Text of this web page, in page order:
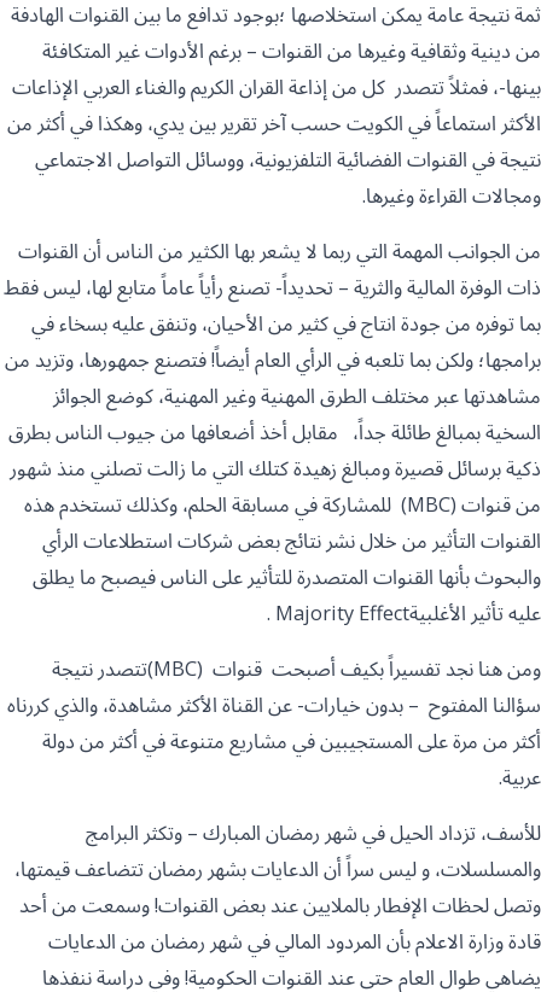
ثمة نتيجة عامة يمكن استخلاصها ؛بوجود تدافع ما بين القنوات الهادفة
من دينية وثقافية وغيرها من القنوات – برغم الأدوات غير المتكافئة
بينها-، فمثلاً تتصدر كل من إذاعة القران الكريم والغناء العربي الإذاعات
الأكثر استماعاً في الكويت حسب آخر تقرير بين يدي، وهكذا في أكثر من
نتيجة في القنوات الفضائية التلفزيونية، ووسائل التواصل الاجتماعي
ومجالات القراءة وغيرها.
من الجوانب المهمة التي ربما لا يشعر بها الكثير من الناس أن القنوات
ذات الوفرة المالية والثرية – تحديداً- تصنع رأياً عاماً متابع لها، ليس فقط
بما توفره من جودة انتاج في كثير من الأحيان، وتنفق عليه بسخاء في
برامجها؛ ولكن بما تلعبه في الرأي العام أيضاً! فتصنع جمهورها، وتزيد من
مشاهدتها عبر مختلف الطرق المهنية وغير المهنية، كوضع الجوائز
السخية بمبالغ طائلة جداً، مقابل أخذ أضعافها من جيوب الناس بطرق
ذكية برسائل قصيرة ومبالغ زهيدة كتلك التي ما زالت تصلني منذ شهور
من قنوات (MBC) للمشاركة في مسابقة الحلم، وكذلك تستخدم هذه
القنوات التأثير من خلال نشر نتائج بعض شركات استطلاعات الرأي
والبحوث بأنها القنوات المتصدرة للتأثير على الناس فيصبح ما يطلق
عليه تأثير الأغلبيةMajority Effect .
ومن هنا نجد تفسيراً بكيف أصبحت قنوات (MBC)تتصدر نتيجة
سؤالنا المفتوح – بدون خيارات- عن القناة الأكثر مشاهدة، والذي كررناه
أكثر من مرة على المستجيبين في مشاريع متنوعة في أكثر من دولة
عربية.
للأسف، تزداد الحيل في شهر رمضان المبارك – وتكثر البرامج
والمسلسلات، و ليس سراً أن الدعايات بشهر رمضان تتضاعف قيمتها،
وتصل لحظات الإفطار بالملايين عند بعض القنوات! وسمعت من أحد
قادة وزارة الاعلام بأن المردود المالي في شهر رمضان من الدعايات
يضاهي طوال العام حتى عند القنوات الحكومية! وفي دراسة ننفذها